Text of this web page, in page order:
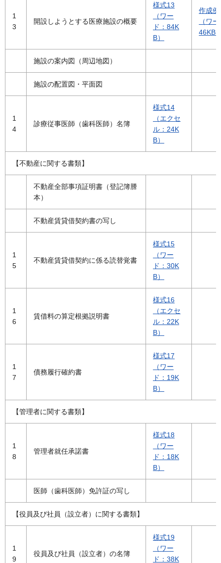
1
3
開設しようとする医療施設の概要
様式13
（ワー
ド：84K
B）
作成例
（ワ
46KB
施設の案内図（周辺地図）
施設の配置図・平面図
1
4
診療従事医師（歯科医師）名簿
様式14
（エクセ
ル：24K
B）
【不動産に関する書類】
不動産全部事項証明書（登記簿謄
本）
不動産賃貸借契約書の写し
1
5
不動産賃貸借契約に係る読替覚書
様式15
（ワー
ド：30K
B）
1
6
賃借料の算定根拠説明書
様式16
（エクセ
ル：22K
B）
1
7
債務履行確約書
様式17
（ワー
ド：19K
B）
【管理者に関する書類】
1
8
管理者就任承諾書
様式18
（ワー
ド：18K
B）
医師（歯科医師）免許証の写し
【役員及び社員（設立者）に関する書類】
1
9
役員及び社員（設立者）の名簿
様式19
（ワー
ド：38K